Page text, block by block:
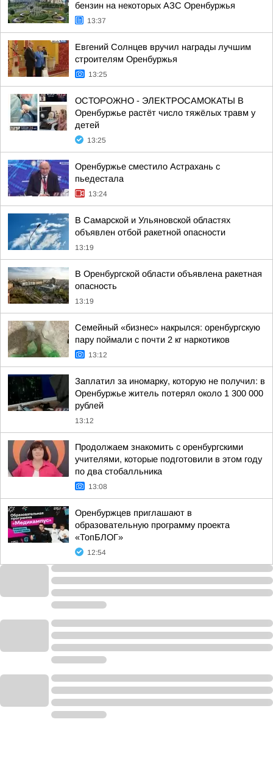
бензин на некоторых АЗС Оренбуржья
13:37
Евгений Солнцев вручил награды лучшим
строителям Оренбуржья
13:25
ОСТОРОЖНО - ЭЛЕКТРОСАМОКАТЫ В
Оренбуржье растёт число тяжёлых травм у
детей
13:25
Оренбуржье сместило Астрахань с
пьедестала
13:24
В Самарской и Ульяновской областях
объявлен отбой ракетной опасности
13:19
В Оренбургской области объявлена ракетная
опасность
13:19
Семейный «бизнес» накрылся: оренбургскую
пару поймали с почти 2 кг наркотиков
13:12
Заплатил за иномарку, которую не получил: в
Оренбуржье житель потерял около 1 300 000
рублей
13:12
Продолжаем знакомить с оренбургскими
учителями, которые подготовили в этом году
по два стобалльника
13:08
Оренбуржцев приглашают в
образовательную программу проекта
«ТопБЛОГ»
12:54